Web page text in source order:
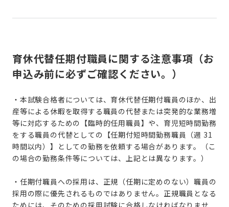
育休代替任期付職員に関する注意事項（お
申込み前に必ずご確認ください。）
・本試験合格者については、育休代替任期付職員のほか、 出
産等による休暇を取得する職員の代替または突発的な業務増
等に対応するための【臨時的任用職員】や、育児短時間勤務
をする職員の代替としての【任期付短時間勤務職員（週 31
時間以内）】としての勤務を依頼する場合があります。（こ
の場合の勤務条件等については、上記とは異なります。）
・任期付職員への採用は、正規（任期に定めのない）職員の
採用の際に優先されるものではありません。正規職員となる
ためには、そのための採用試験に合格しなければなりませ